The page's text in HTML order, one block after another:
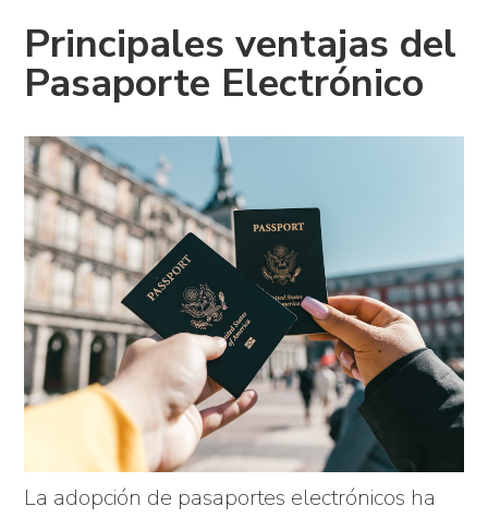
Principales ventajas del
Pasaporte Electrónico
La adopción de pasaportes electrónicos ha